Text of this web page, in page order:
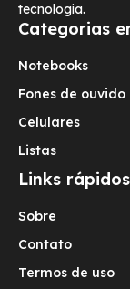
tecnologia.
Categorias
Notebooks
Fones de ouvido
Celulares
Listas
Links rápidos
Sobre
Contato
Termos de uso